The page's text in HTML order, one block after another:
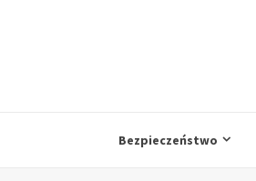
Bezpieczeństwo